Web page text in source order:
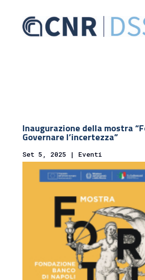
Inaugurazione della mostra
Governare l’incertezza”
Set 5, 2025 | Eventi